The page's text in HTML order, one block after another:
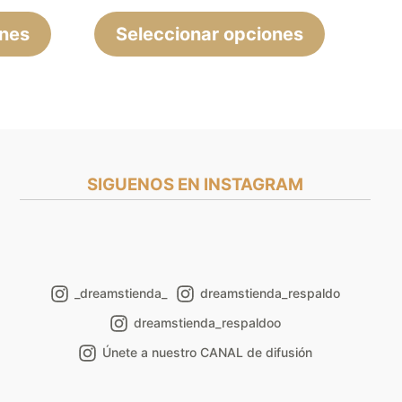
página
Seleccionar opciones
página
SIGUENOS EN INSTAGRAM
_dreamstienda_
dreamstienda_respaldo
dreamstienda_respaldoo
Únete a nuestro CANAL de difusión